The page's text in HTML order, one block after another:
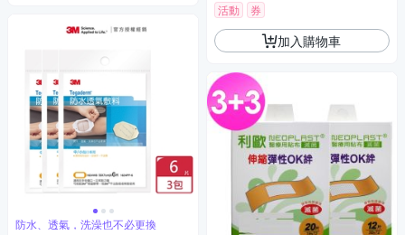
防水、透氣，洗澡也不必更換
活動 券
加入購物車